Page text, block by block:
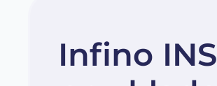
Infino